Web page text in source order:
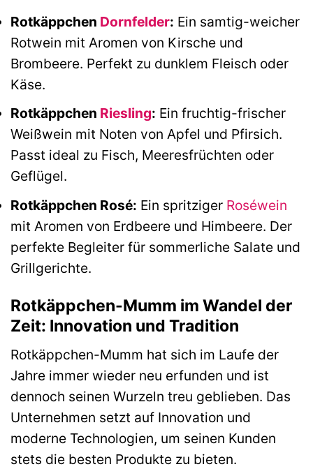
Rotkäppchen Dornfelder: Ein samtig-weicher
Rotwein mit Aromen von Kirsche und
Brombeere. Perfekt zu dunklem Fleisch oder
Käse.
Rotkäppchen Riesling: Ein fruchtig-frischer
Weißwein mit Noten von Apfel und Pfirsich.
Passt ideal zu Fisch, Meeresfrüchten oder
Geflügel.
Rotkäppchen Rosé: Ein spritziger Roséwein
mit Aromen von Erdbeere und Himbeere. Der
perfekte Begleiter für sommerliche Salate und
Grillgerichte.
Rotkäppchen-Mumm im Wandel der
Zeit: Innovation und Tradition
Rotkäppchen-Mumm hat sich im Laufe der
Jahre immer wieder neu erfunden und ist
dennoch seinen Wurzeln treu geblieben. Das
Unternehmen setzt auf Innovation und
moderne Technologien, um seinen Kunden
stets die besten Produkte zu bieten.